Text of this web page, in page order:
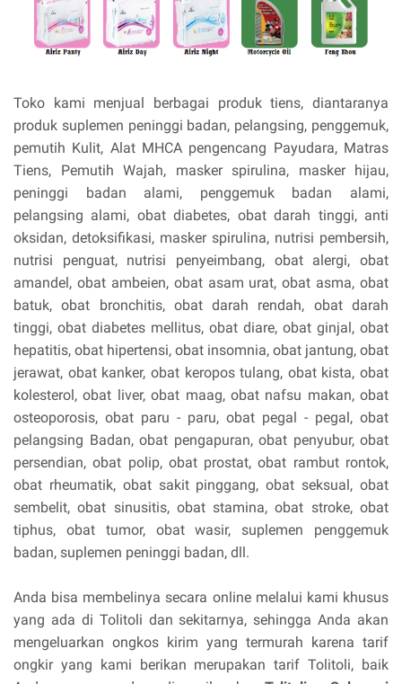
Toko kami menjual berbagai produk tiens, diantaranya
produk suplemen peninggi badan, pelangsing, penggemuk,
pemutih Kulit, Alat MHCA pengencang Payudara, Matras
Tiens, Pemutih Wajah, masker spirulina, masker hijau,
peninggi badan alami, penggemuk badan alami,
pelangsing alami, obat diabetes, obat darah tinggi, anti
oksidan, detoksifikasi, masker spirulina, nutrisi pembersih,
nutrisi penguat, nutrisi penyeimbang, obat alergi, obat
amandel, obat ambeien, obat asam urat, obat asma, obat
batuk, obat bronchitis, obat darah rendah, obat darah
tinggi, obat diabetes mellitus, obat diare, obat ginjal, obat
hepatitis, obat hipertensi, obat insomnia, obat jantung, obat
jerawat, obat kanker, obat keropos tulang, obat kista, obat
kolesterol, obat liver, obat maag, obat nafsu makan, obat
osteoporosis, obat paru - paru, obat pegal - pegal, obat
pelangsing Badan, obat pengapuran, obat penyubur, obat
persendian, obat polip, obat prostat, obat rambut rontok,
obat rheumatik, obat sakit pinggang, obat seksual, obat
sembelit, obat sinusitis, obat stamina, obat stroke, obat
tiphus, obat tumor, obat wasir, suplemen penggemuk
badan, suplemen peninggi badan, dll.
Anda bisa membelinya secara online melalui kami khusus
yang ada di Tolitoli dan sekitarnya, sehingga Anda akan
mengeluarkan ongkos kirim yang termurah karena tarif
ongkir yang kami berikan merupakan tarif Tolitoli, baik